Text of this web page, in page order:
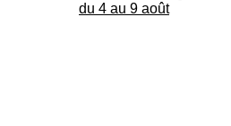
du 4 au 9 août